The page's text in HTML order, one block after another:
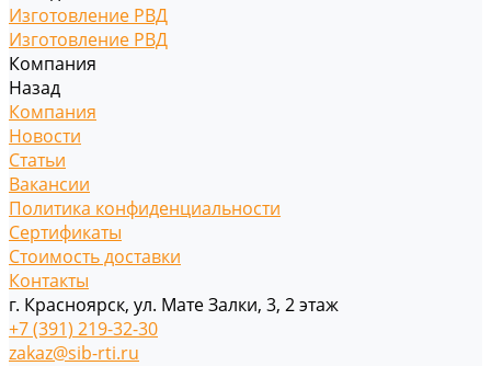
Изготовление РВД
Изготовление РВД
Компания
Назад
Компания
Новости
Статьи
Вакансии
Политика конфиденциальности
Сертификаты
Стоимость доставки
Контакты
г. Красноярск, ул. Мате Залки, 3, 2 этаж
+7 (391) 219-32-30
zakaz@sib-rti.ru